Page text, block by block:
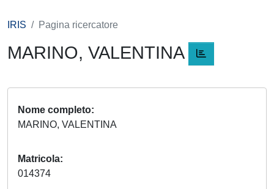
IRIS Pagina ricercatore
MARINO, VALENTINA
Nome completo
MARINO, VALENTINA
Matricola
014374